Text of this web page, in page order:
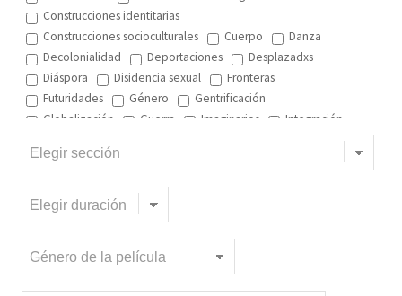
Construcciones identitarias
Construcciones socioculturales
Cuerpo
Danza
Decolonialidad
Deportaciones
Desplazadxs
Diáspora
Disidencia sexual
Fronteras
Futuridades
Género
Gentrificación
Globalización
Guerra Imaginarios
Integración
Interculturalidad
Interculturalidad en el arte
Interculturalidad en la música
Migración y DD.HH
Migración y globalización
Migración y Pueblos originarios
Migración y recursos naturales
Migración y salud